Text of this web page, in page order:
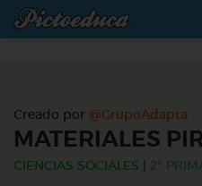
Creado por @GrupoAdapta
MATERIALES
CIENCIAS SOCIALES 2º